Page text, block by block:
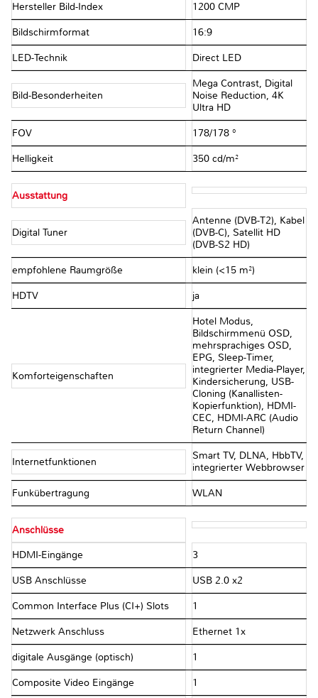
Hersteller Bild-Index 1200 CMP
Bildschirmformat 16:9
LED-Technik Direct LED
Bild-Besonderheiten
Mega Contrast, Digital
Noise Reduction, 4K
Ultra HD
FOV 178/178 °
Helligkeit 350 cd/m²
Ausstattung
Digital Tuner
Antenne (DVB-T2), Kabel
(DVB-C), Satellit HD
(DVB-S2 HD)
empfohlene Raumgröße klein (<15 m²)
HDTV ja
Komforteigenschaften
Hotel Modus,
Bildschirmmenü OSD,
mehrsprachiges OSD,
EPG, Sleep-Timer,
integrierter Media-Player,
Kindersicherung, USB-
Cloning (Kanallisten-
Kopierfunktion), HDMI-
CEC, HDMI-ARC (Audio
Return Channel)
Internetfunktionen
Smart TV, DLNA, HbbTV,
integrierter Webbrowser
Funkübertragung WLAN
Anschlüsse
HDMI-Eingänge 3
USB Anschlüsse USB 2.0 x2
Common Interface Plus (CI+) Slots 1
Netzwerk Anschluss Ethernet 1x
digitale Ausgänge (optisch) 1
Composite Video Eingänge 1